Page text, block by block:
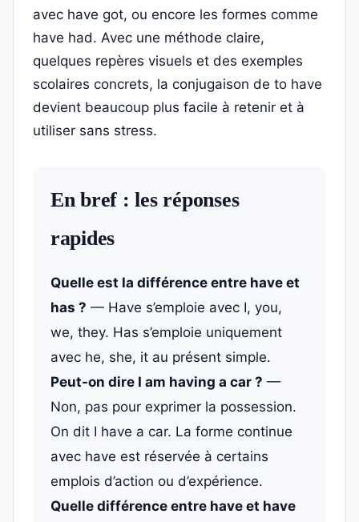
avec have got, ou encore les formes comme
have had. Avec une méthode claire,
quelques repères visuels et des exemples
scolaires concrets, la conjugaison de to have
devient beaucoup plus facile à retenir et à
utiliser sans stress.
En bref : les réponses
rapides
Quelle est la différence entre have et
has ? — Have s’emploie avec I, you,
we, they. Has s’emploie uniquement
avec he, she, it au présent simple.
Peut-on dire I am having a car ? —
Non, pas pour exprimer la possession.
On dit I have a car. La forme continue
avec have est réservée à certains
emplois d’action ou d’expérience.
Quelle différence entre have et have